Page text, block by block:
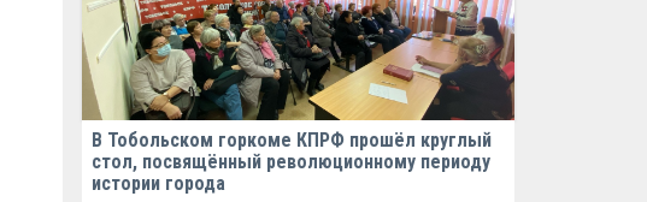
В Тобольском горкоме КПРФ прошёл круглый
стол, посвящённый революционному периоду
истории города